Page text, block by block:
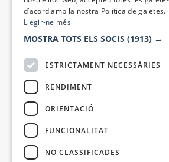
He
Informació
usuaris i
Destinataris:
També es pot
d’acord amb la nostra Política de galetes.
Llegir-ne més
MOSTRA TOTS ELS SOCIS (1913) →
ESTRICTAMENT NECESSÀRIES
RENDIMENT
ORIENTACIÓ
FUNCIONALITAT
NO CLASSIFICADES